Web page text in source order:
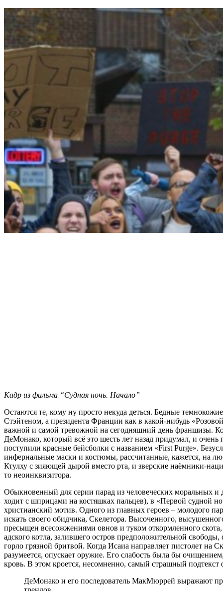
Кадр из фильма “Судная ночь. Начало”
Остаются те, кому ну просто некуда деться. Бедные
Стэйтеном, а президента Франции как в какой-нибудь
важной и самой тревожной на сегодняшний день франшизы.
ДеМонако, который всё это шесть лет назад придумал, и
поступили красные бейсболки с названием «First Purge».
инфернальные маски и костюмы, рассчитанные, кажется, на
Ктулху с зияющей дырой вместо рта, и зверские наёмники-
то неоинквизитора.
Обыкновенный для серии парад из человеческих моральных и
ходит с шприцами на костяшках пальцев), в «Первой судной
христианский мотив. Одного из главных героев – молодого
искать своего обидчика, Скелетора. Высоченного,
пресыщен всесожжениями овнов и туком откормленного
адского котла, залившего остров предположительной
горло грязной бритвой. Когда Исаиа направляет пистолет
разумеется, опускает оружие. Его слабость была бы
кровь. В этом кроется, несомненно, самый страшный
ДеМонако и его последователь МакМюррей выражают